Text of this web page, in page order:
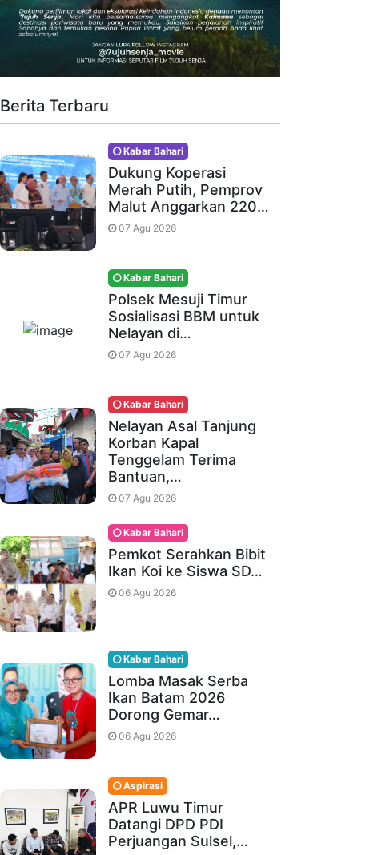
Berita Terbaru
Kabar Bahari
Dukung Koperasi
Merah Putih, Pemprov
Malut Anggarkan 220…
07 Agu 2026
Kabar Bahari
Polsek Mesuji Timur
Sosialisasi BBM untuk
Nelayan di…
07 Agu 2026
Kabar Bahari
Nelayan Asal Tanjung
Korban Kapal
Tenggelam Terima
Bantuan,…
07 Agu 2026
Kabar Bahari
Pemkot Serahkan Bibit
Ikan Koi ke Siswa SD…
06 Agu 2026
Kabar Bahari
Lomba Masak Serba
Ikan Batam 2026
Dorong Gemar…
06 Agu 2026
Aspirasi
APR Luwu Timur
Datangi DPD PDI
Perjuangan Sulsel,…